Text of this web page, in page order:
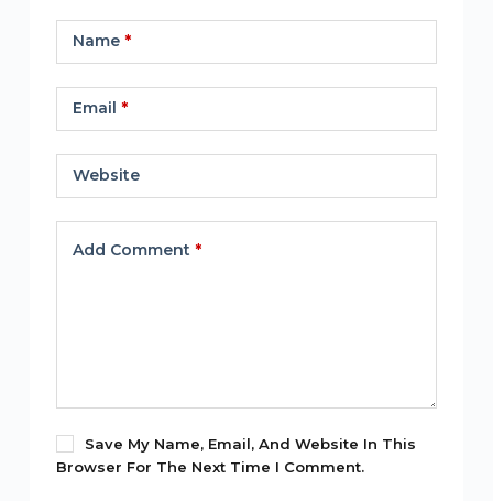
Name*
Email *
Website
Add Comment *
Save My Name, Email, And Website In This
Browser For The Next Time I Comment.